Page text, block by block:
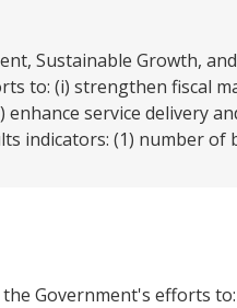
Sustainable Growth,
to: (i) strengthen fiscal
service delivery
indicators: (1) number of
Government's efforts